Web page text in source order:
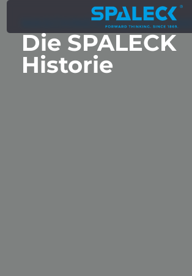
MASCHINENBAU SEIT 1869
Die SPALECK
Historie